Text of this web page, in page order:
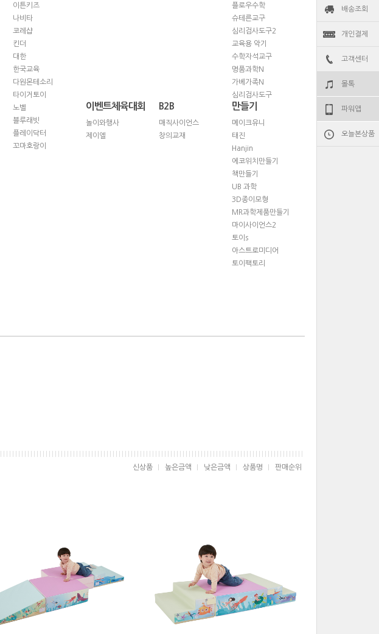
배송조회
개인결제
고객센터
몰톡
파워앱
오늘본상품
이튼키즈
나비타
코레샵
킨더
대한
한국교육
다원몬테소리
타이거토이
노벨
블루래빗
플레이닥터
꼬마호랑이
플로우수학
슈테른교구
심리검사도구2
교육용 악기
수학자석교구
명품과학N
가베가족N
심리검사도구
이벤트체육대회
놀이와행사
제이엘
B2B
매직사이언스
창의교재
만들기
메이크유니
태진
Hanjin
에코위치만들기
책만들기
UB 과학
3D종이모형
MR과학제품만들기
마이사이언스2
토이s
아스트로미디어
토이팩토리
신상품 높은금액 낮은금액 상품명 판매순위